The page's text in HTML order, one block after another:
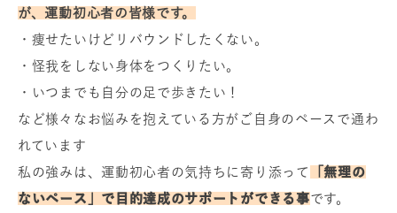
が、運動初心者の皆様です。
・痩せたいけどリバウンドしたくない。
・怪我をしない身体をつくりたい。
・いつまでも自分の足で歩きたい！
など様々なお悩みを抱えている方がご自身のペースで通わ
れています
私の強みは、運動初心者の気持ちに寄り添って
「無理の
ないペース」で目的達成のサポートができる事です。